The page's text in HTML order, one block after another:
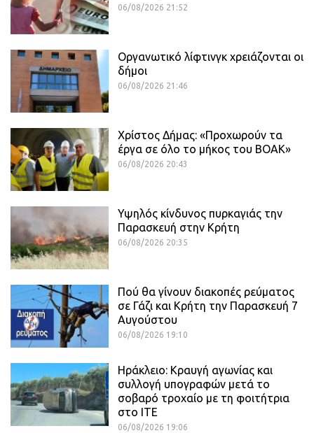
06/08/2026 21:52
Οργανωτικό λίφτινγκ χρειάζονται οι
δήμοι
06/08/2026 21:46
Χρίστος Δήμας: «Προχωρούν τα
έργα σε όλο το μήκος του ΒΟΑΚ»
06/08/2026 20:43
Υψηλός κίνδυνος πυρκαγιάς την
Παρασκευή στην Κρήτη
06/08/2026 20:35
Πού θα γίνουν διακοπές ρεύματος
σε Γάζι και Κρήτη την Παρασκευή 7
Αυγούστου
06/08/2026 19:10
Ηράκλειο: Κραυγή αγωνίας και
συλλογή υπογραφών μετά το
σοβαρό τροχαίο με τη φοιτήτρια
στο ΙΤΕ
06/08/2026 19:06